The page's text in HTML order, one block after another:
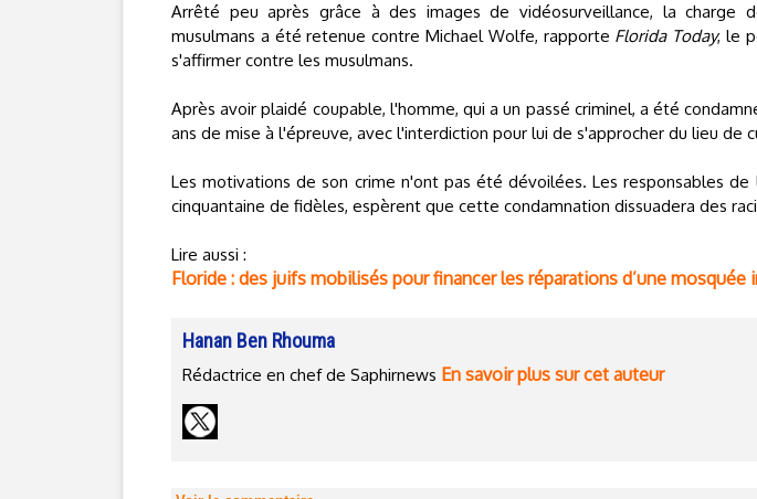
Arrêté peu après grâce à des images de vidéosurveillance, la charge
musulmans a été retenue contre Michael Wolfe, rapporte Florida Today, le
s'affirmer contre les musulmans.
Après avoir plaidé coupable, l'homme, qui a un passé criminel, a été
ans de mise à l'épreuve, avec l'interdiction pour lui de s'approcher du lieu de
Les motivations de son crime n'ont pas été dévoilées. Les responsables de
cinquantaine de fidèles, espèrent que cette condamnation dissuadera des
Lire aussi :
Floride : des juifs mobilisés pour financer les réparations d’une mosquée
Hanan Ben Rhouma
Rédactrice en chef de Saphirnews En savoir plus sur cet auteur